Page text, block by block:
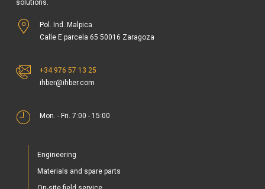
solutions.
Pol. Ind. Malpica
Calle E parcela 65 50016 Zaragoza
+34 976 57 13 25
ihber@ihber.com
Mon. - Fri. 7:00 - 15:00
Engineering
Materials and spare parts